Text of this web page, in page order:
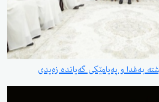
بەغدا و پەیامێكی گەیاندە زەیدی